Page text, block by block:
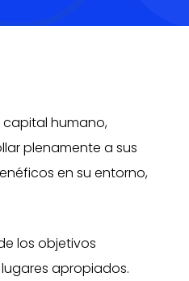
humano,
plenamente a sus
en su entorno,
los objetivos
apropiados.